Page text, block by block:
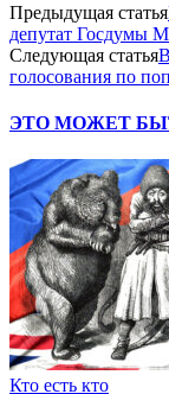
Предыдущая статья
депутат Госдумы
Следующая статья
голосования по
ЭТО МОЖЕТ
Кто есть кто